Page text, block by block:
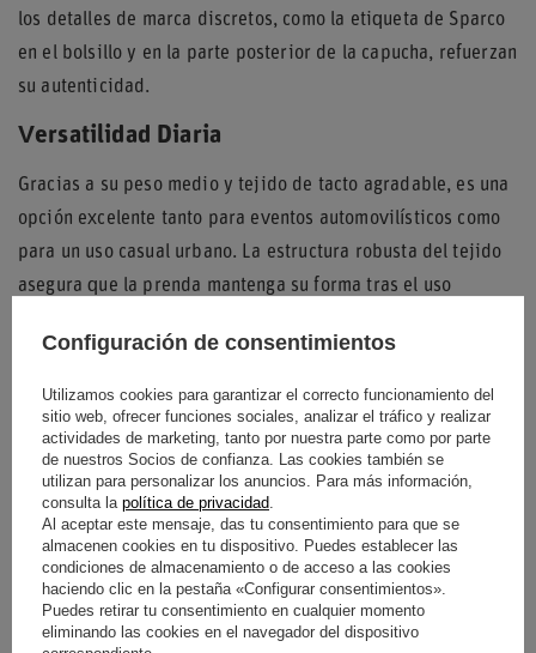
los detalles de marca discretos, como la etiqueta de Sparco
en el bolsillo y en la parte posterior de la capucha, refuerzan
su autenticidad.
Versatilidad Diaria
Gracias a su peso medio y tejido de tacto agradable, es una
opción excelente tanto para eventos automovilísticos como
para un uso casual urbano. La estructura robusta del tejido
asegura que la prenda mantenga su forma tras el uso
Entidad responsable de
este producto en la UE
SPARCO
S.P.A.
Seguir leyendo
Condición Nuevo
Género Masculino
Categoría Sudaderas
Configuración de consentimientos
Utilizamos cookies para garantizar el correcto funcionamiento del
sitio web, ofrecer funciones sociales, analizar el tráfico y realizar
actividades de marketing, tanto por nuestra parte como por parte
de nuestros Socios de confianza. Las cookies también se
utilizan para personalizar los anuncios. Para más información,
consulta la política de privacidad.
Al aceptar este mensaje, das tu consentimiento para que se
almacenen cookies en tu dispositivo. Puedes establecer las
condiciones de almacenamiento o de acceso a las cookies
haciendo clic en la pestaña «Configurar consentimientos».
Puedes retirar tu consentimiento en cualquier momento
eliminando las cookies en el navegador del dispositivo